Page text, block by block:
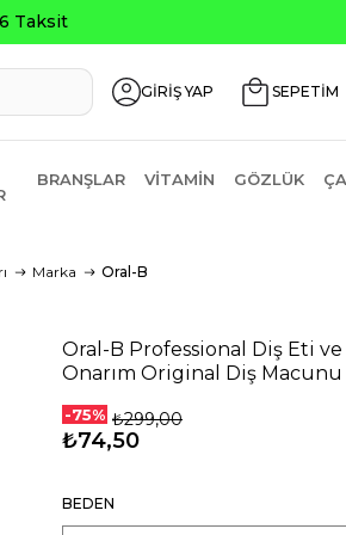
₺2000 Üzeri ₺200 İndirim Kodu:
GİRİŞ YAP SEPETİM
BRANŞLAR VITAMIN GÖZLÜK
Marka Oral-B
Oral-B Professional Diş Eti
Onarım Original Diş Macunu
-75% ₺299,00
₺74,50
BEDEN